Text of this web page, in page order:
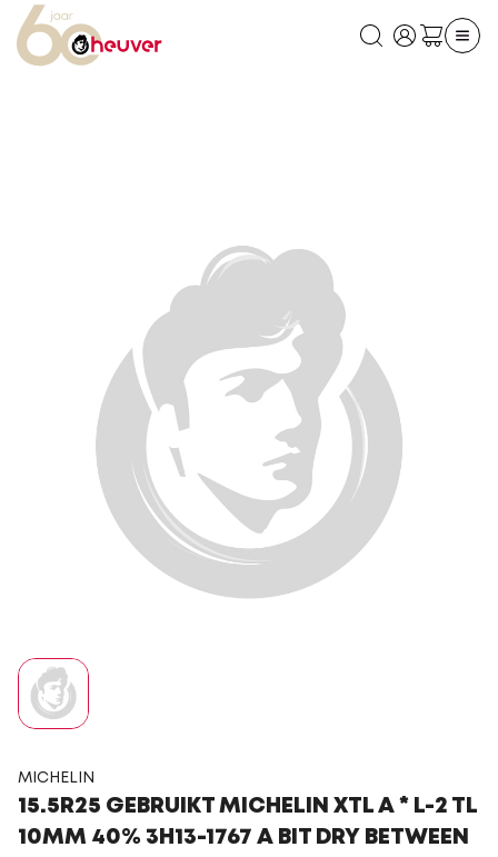
MICHELIN
15.5R25 GEBRUIKT MICHELIN XTL A * L-2 TL
10MM 40% 3H13-1767 A BIT DRY BETWEEN